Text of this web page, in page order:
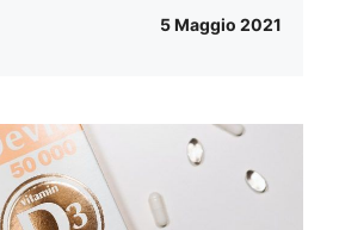
5 Maggio 2021